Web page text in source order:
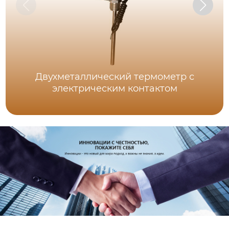
Двухметаллический термометр с
электрическим контактом